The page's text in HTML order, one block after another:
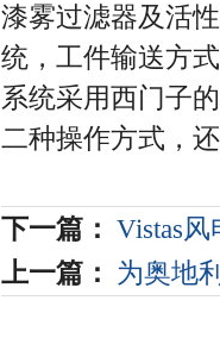
漆雾过滤器及活
统，工件输送方
系统采用西门子
二种操作方式，
下一篇： Vistas
上一篇：
为奥地